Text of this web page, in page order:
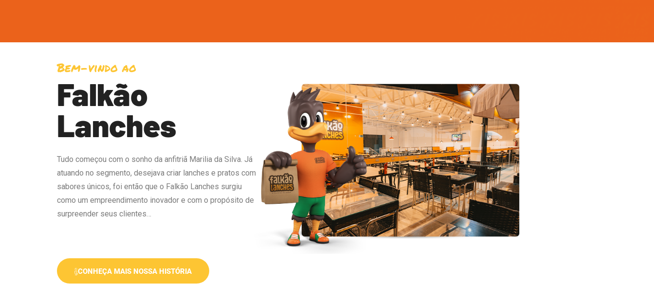
Bem-vindo ao
Falkão
Lanches
Tudo começou com o sonho da anfitriã Marilia da Silva. Já
atuando no segmento, desejava criar lanches e pratos com
sabores únicos, foi então que o Falkão Lanches surgiu
como um empreendimento inovador e com o propósito de
surpreender seus clientes…
CONHEÇA MAIS NOSSA HISTÓRIA